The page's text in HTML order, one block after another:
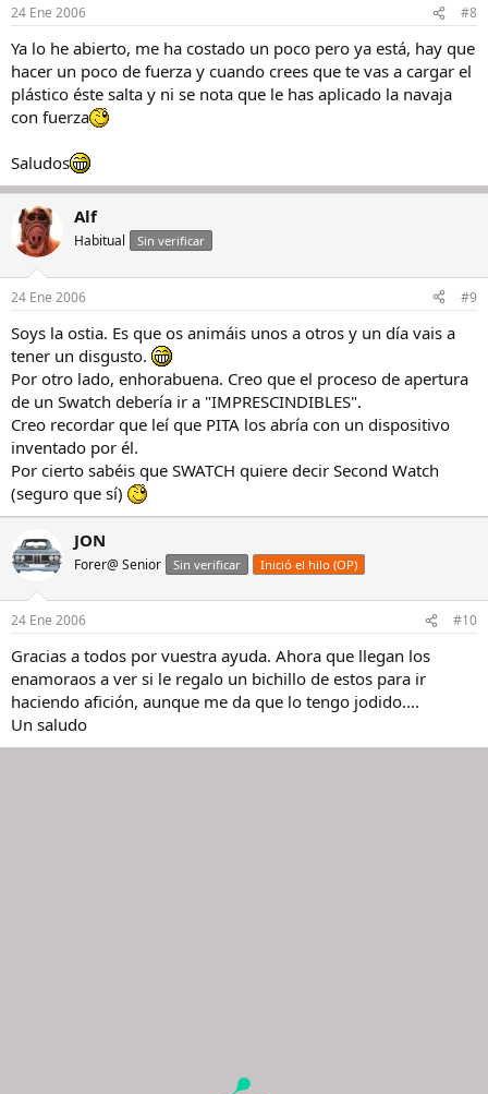
24 Ene 2006 #8
Ya lo he abierto, me ha costado un poco pero ya está, hay que
hacer un poco de fuerza y cuando crees que te vas a cargar el
plástico éste salta y ni se nota que le has aplicado la navaja
con fuerza
Saludos
Alf
Habitual Sin verificar
24 Ene 2006 #9
Soys la ostia. Es que os animáis unos a otros y un día vais a
tener un disgusto.
Por otro lado, enhorabuena. Creo que el proceso de apertura
de un Swatch debería ir a "IMPRESCINDIBLES".
Creo recordar que leí que PITA los abría con un dispositivo
inventado por él.
Por cierto sabéis que SWATCH quiere decir Second Watch
(seguro que sí)
JON
Forer@ Senior Sin verificar Inició el hilo (OP)
24 Ene 2006 #10
Gracias a todos por vuestra ayuda. Ahora que llegan los
enamoraos a ver si le regalo un bichillo de estos para ir
haciendo afición, aunque me da que lo tengo jodido....
Un saludo